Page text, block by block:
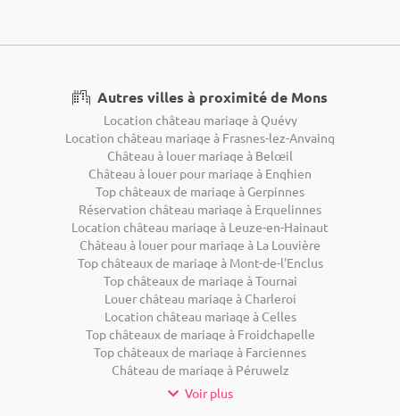
Autres villes à proximité de Mons
Location château mariage à Quévy
Location château mariage à Frasnes-lez-Anvaing
Château à louer mariage à Belœil
Château à louer pour mariage à Enghien
Top châteaux de mariage à Gerpinnes
Réservation château mariage à Erquelinnes
Location château mariage à Leuze-en-Hainaut
Château à louer pour mariage à La Louvière
Top châteaux de mariage à Mont-de-l'Enclus
Top châteaux de mariage à Tournai
Louer château mariage à Charleroi
Location château mariage à Celles
Top châteaux de mariage à Froidchapelle
Top châteaux de mariage à Farciennes
Château de mariage à Péruwelz
Voir plus